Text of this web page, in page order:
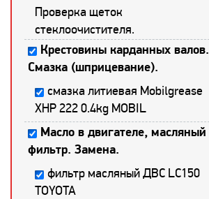
Проверка щеток
стеклоочистителя.
Крестовины карданных валов.
Смазка (шприцевание).
смазка литиевая Mobilgrease
XHP 222 0.4kg MOBIL
Масло в двигателе, масляный
фильтр. Замена.
фильтр масляный ДВС LC150
TOYOTA